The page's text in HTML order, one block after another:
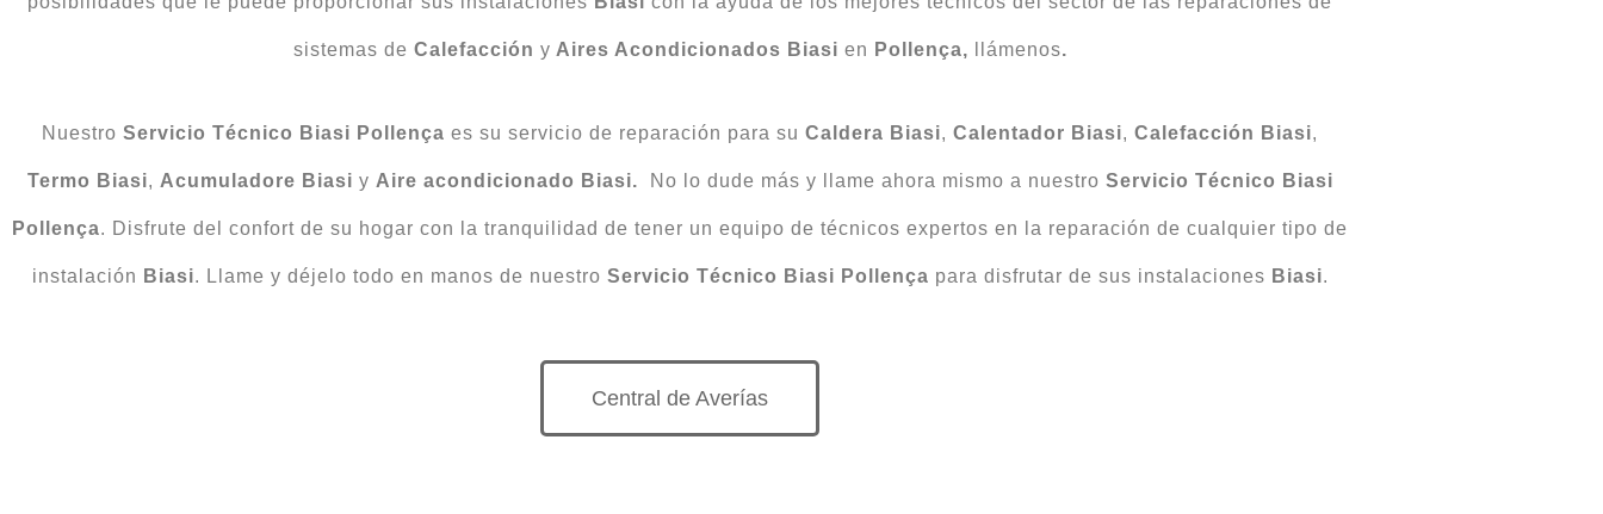
sistemas de Calefacción y Aires Acondicionados Biasi en Pollença, llámenos.
Nuestro Servicio Técnico Biasi Pollença es su servicio de reparación para su Caldera Biasi, Calentador Biasi, Calefacción Biasi,
Termo Biasi, Acumuladore Biasi y Aire acondicionado Biasi. No lo dude más y llame ahora mismo a nuestro Servicio Técnico Biasi
Pollença. Disfrute del confort de su hogar con la tranquilidad de tener un equipo de técnicos expertos en la reparación de cualquier tipo de
instalación Biasi. Llame y déjelo todo en manos de nuestro Servicio Técnico Biasi Pollença para disfrutar de sus instalaciones Biasi.
Central de Averías